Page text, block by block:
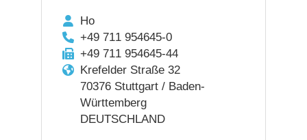
Ho
+49 711 954645-0
+49 711 954645-44
Krefelder Straße 32
70376 Stuttgart / Baden-
Württemberg
DEUTSCHLAND